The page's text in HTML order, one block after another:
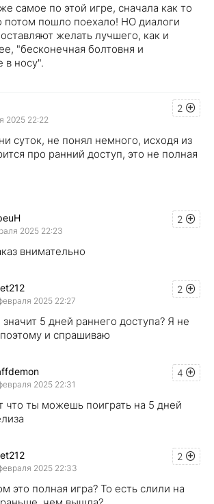
самое по этой игре, сначала как то
потом пошло поехало! НО диалоги
желать лучшего, как и
"бесконечная болтовня и
в носу".
2
2025 22:22
суток, не понял немного, исходя из
про ранний доступ, это не полная
2
2025 22:23
внимательно
2
2025 22:27
значит 5 дней раннего доступа? Я не
и спрашиваю
4
2025 22:31
что ты можешь поиграть на 5 дней
2
2025 22:33
это полная игра? То есть слили на